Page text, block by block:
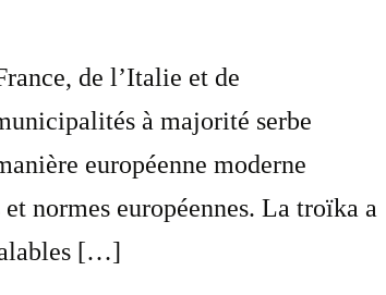
de l’Italie et de
à majorité serbe
européenne moderne
normes européennes. La troïka a
[…]